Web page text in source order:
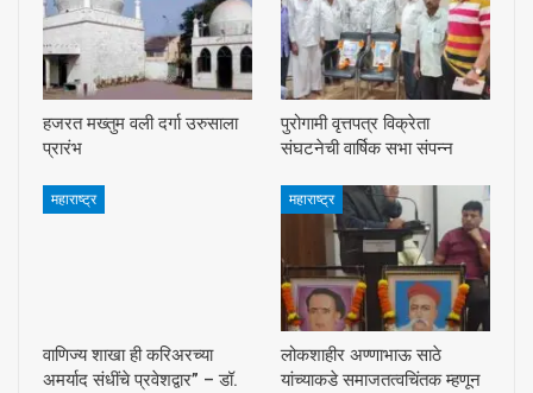
हजरत मख्तुम वली दर्गा उरुसाला
प्रारंभ
पुरोगामी वृत्तपत्र विक्रेता
संघटनेची वार्षिक सभा संपन्न
महाराष्ट्र
वाणिज्य शाखा ही करिअरच्या
अमर्याद संधींचे प्रवेशद्वार” – डॉ.
महाराष्ट्र
लोकशाहीर अण्णाभाऊ साठे
यांच्याकडे समाजतत्वचिंतक म्हणून